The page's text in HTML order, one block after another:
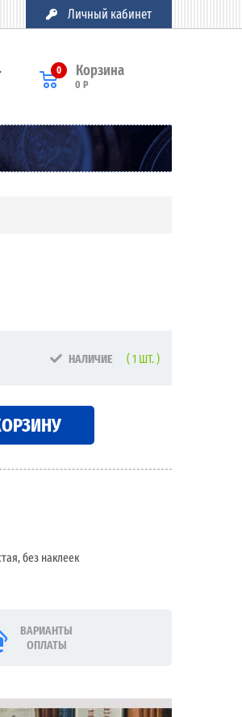
Личный кабинет
Корзина
0
0 Р
НАЛИЧИЕ ( 1 ШТ. )
без наклеек
ВАРИАНТЫ
ОПЛАТЫ